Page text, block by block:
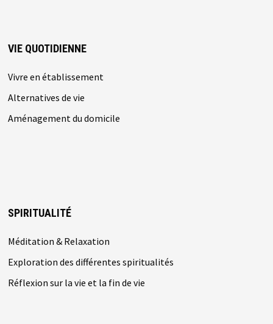
VIE QUOTIDIENNE
Vivre en établissement
Alternatives de vie
Aménagement du domicile
SPIRITUALITÉ
Méditation & Relaxation
Exploration des différentes spiritualités
Réflexion sur la vie et la fin de vie